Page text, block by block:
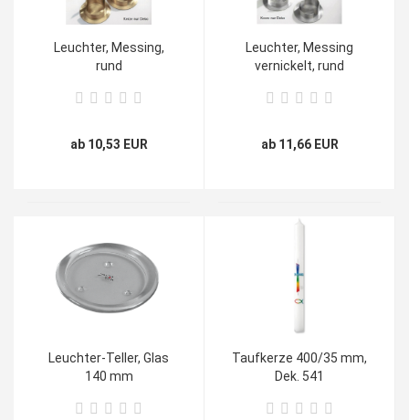
Leuchter, Messing,
rund
ab 10,53 EUR
Leuchter, Messing
vernickelt, rund
ab 11,66 EUR
Leuchter-Teller, Glas
140 mm
Taufkerze 400/35 mm,
Dek. 541